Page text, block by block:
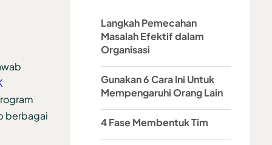
berbagai
Langkah Pemecahan
Masalah Efektif dalam
Organisasi
Gunakan 6 Cara Ini Untuk
Mempengaruhi Orang Lain
4 Fase Membentuk Tim